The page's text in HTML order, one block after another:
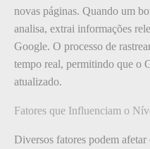
novas páginas. Quando um
analisa, extrai informações
Google. O processo de
tempo real, permitindo que o
atualizado.
Fatores que Influenciam o
Diversos fatores podem